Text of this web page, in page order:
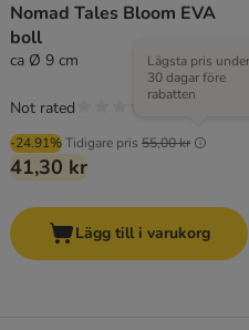
Nomad Tales Bloom EVA
boll
ca Ø 9 cm
-24.91%Tidigare pris 55,00 kr
Lägsta pris under
30 dagar före
rabatten
41,30 kr
Not rated
Lägg till i varukorg